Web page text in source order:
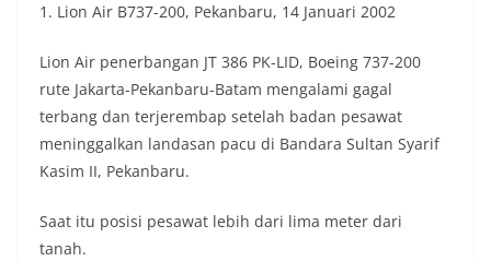
1. Lion Air B737-200, Pekanbaru, 14 Januari 2002
Lion Air penerbangan JT 386 PK-LID, Boeing 737-200
rute Jakarta-Pekanbaru-Batam mengalami gagal
terbang dan terjerembap setelah badan pesawat
meninggalkan landasan pacu di Bandara Sultan Syarif
Kasim II, Pekanbaru.
Saat itu posisi pesawat lebih dari lima meter dari
tanah.